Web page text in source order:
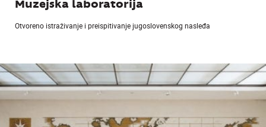
Muzejska laboratorija
Otvoreno istraživanje i preispitivanje jugoslovenskog nasleđa